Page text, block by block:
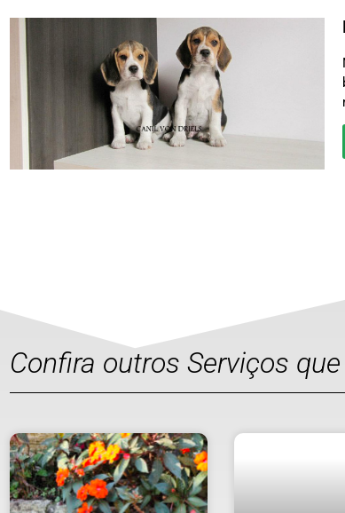
Confira outros Serviços